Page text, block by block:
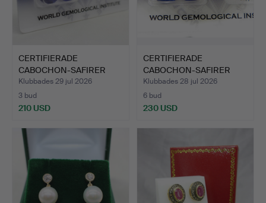
CERTIFIERADE
CABOCHON-SAFIRER
21,84 KT.
Klubbades 29 jul 2026
3 bud
210 USD
CERTIFIERADE
CABOCHON-SAFIRER
25,96 CT.
Klubbades 28 jul 2026
6 bud
230 USD